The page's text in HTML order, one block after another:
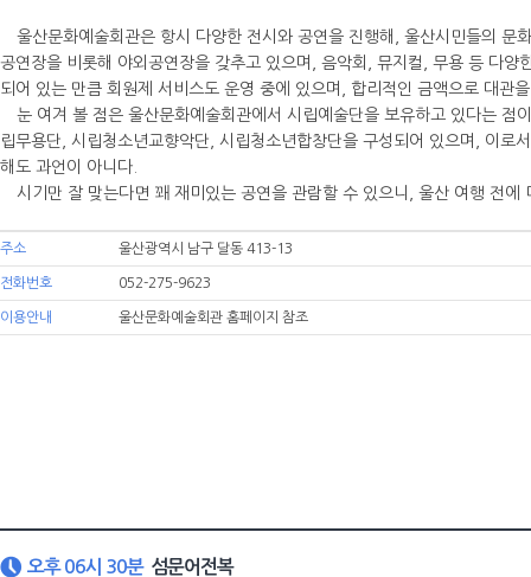
울산문화예술회관은 항시 다양한 전시와 공연을 진행해, 울산시민들의 문
공연장을 비롯해 야외공연장을 갖추고 있으며, 음악회, 뮤지컬, 무용 등 다양
되어 있는 만큼 회원제 서비스도 운영 중에 있으며, 합리적인 금액으로 대관
눈 여겨 볼 점은 울산문화예술회관에서 시립예술단을 보유하고 있다는 점
립무용단, 시립청소년교향악단, 시립청소년합창단을 구성되어 있으며, 이로
해도 과언이 아니다.
시기만 잘 맞는다면 꽤 재미있는 공연을 관람할 수 있으니, 울산 여행 전에
주소 울산광역시 남구 달동 413-13
전화번호 052-275-9623
이용안내 울산문화예술회관 홈페이지 참조
오후 06시 30분 섬문어전복